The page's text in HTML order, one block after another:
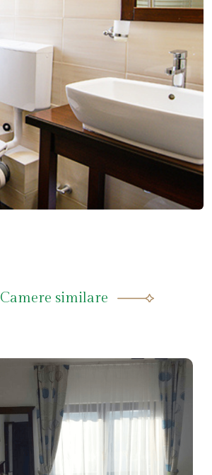
Camere similare